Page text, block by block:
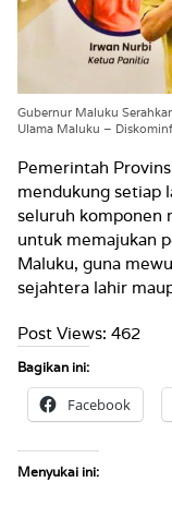
Gubernur Maluku
Ulama Maluku –
Pemerintah
mendukung setiap
seluruh komponen
untuk memajukan
Maluku, guna
sejahtera lahir
Post Views: 462
Bagikan ini:
Facebook
Menyukai ini: